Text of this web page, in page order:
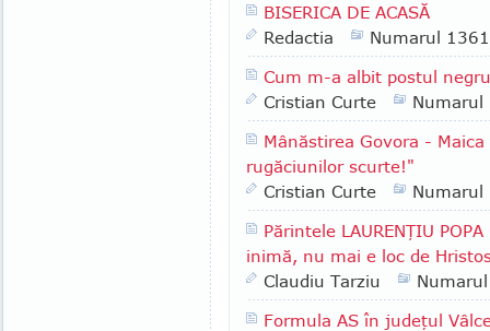
BISERICA DE ACASĂ
Redactia
Numarul 1361
Cum m-a albit postul negru
Cristian Curte
Numarul
Mânăstirea Govora - Maica
rugăciunilor scurte!"
Cristian Curte
Numarul
Părintele LAURENŢIU
inimă, nu mai e loc de
Claudiu Tarziu
Formula AS în judeţul